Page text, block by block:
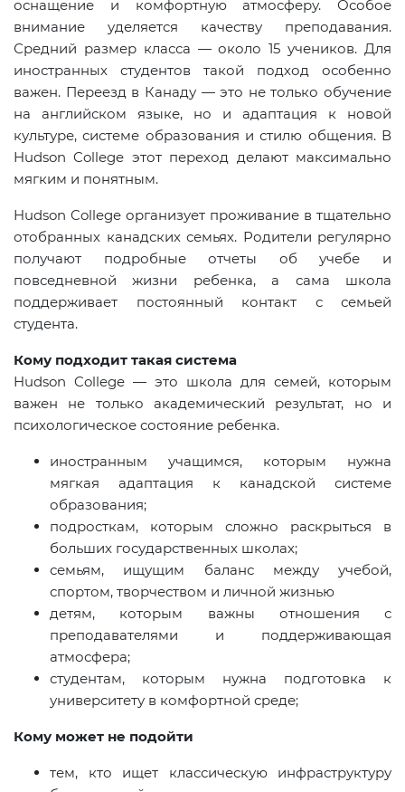
оснащение и комфортную атмосферу. Особое
внимание уделяется качеству преподавания.
Средний размер класса — около 15 учеников. Для
иностранных студентов такой подход особенно
важен. Переезд в Канаду — это не только обучение
на английском языке, но и адаптация к новой
культуре, системе образования и стилю общения. В
Hudson College этот переход делают максимально
мягким и понятным.
Hudson College организует проживание в тщательно
отобранных канадских семьях. Родители регулярно
получают подробные отчеты об учебе и
повседневной жизни ребенка, а сама школа
поддерживает постоянный контакт с семьей
студента.
Кому подходит такая система
Hudson College — это школа для семей, которым
важен не только академический результат, но и
психологическое состояние ребенка.
иностранным учащимся, которым нужна
мягкая адаптация к канадской системе
образования;
подросткам, которым сложно раскрыться в
больших государственных школах;
семьям, ищущим баланс между учебой,
спортом, творчеством и личной жизнью
детям, которым важны отношения с
преподавателями и поддерживающая
атмосфера;
студентам, которым нужна подготовка к
университету в комфортной среде;
Кому может не подойти
тем, кто ищет классическую инфраструктуру